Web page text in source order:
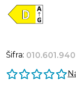
Šifra: 010.601.940